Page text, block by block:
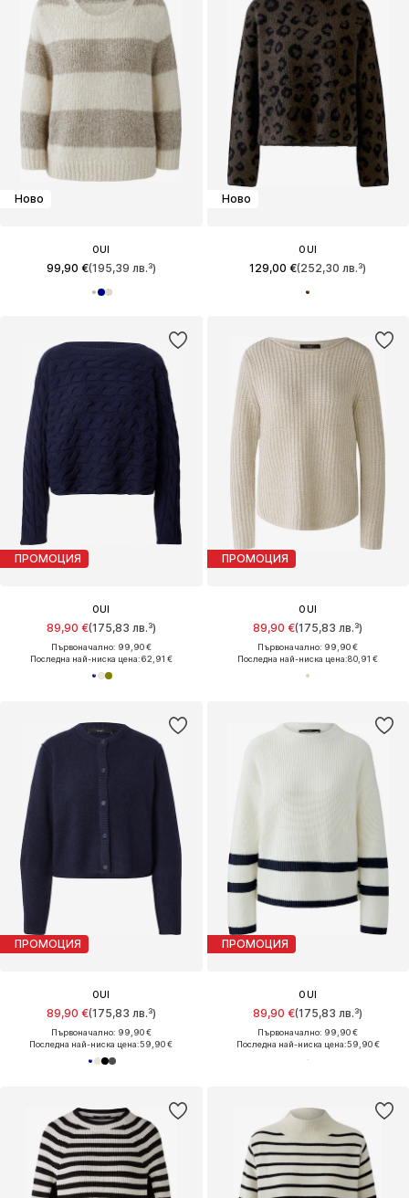
Ново
OUI
99,90 €(195,39 лв.³)
Ново
OUI
129,00 €(252,30 лв.³)
ПРОМОЦИЯ
OUI
89,90 €(175,83 лв.³)
Първоначално: 99,90 €
Последна най-ниска цена:62,91 €
ПРОМОЦИЯ
OUI
89,90 €(175,83 лв.³)
Първоначално: 99,90 €
Последна най-ниска цена:80,91 €
ПРОМОЦИЯ
OUI
89,90 €(175,83 лв.³)
Първоначално: 99,90 €
Последна най-ниска цена:59,90 €
ПРОМОЦИЯ
OUI
89,90 €(175,83 лв.³)
Първоначално: 99,90 €
Последна най-ниска цена:59,90 €